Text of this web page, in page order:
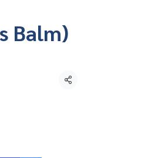
Balm)
แชร์